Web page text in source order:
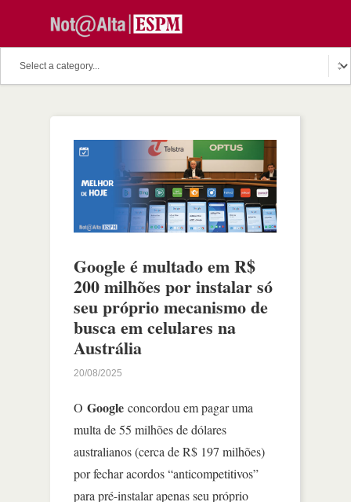
Google é multado em R$
200 milhões por instalar só
seu próprio mecanismo de
busca em celulares na
Austrália
20/08/2025
O Google concordou em pagar uma
multa de 55 milhões de dólares
australianos (cerca de R$ 197 milhões)
por fechar acordos “anticompetitivos”
para pré-instalar apenas seu próprio